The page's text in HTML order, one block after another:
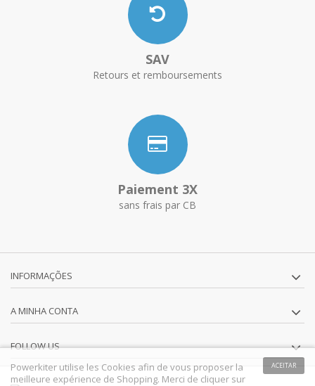
SAV
Retours et remboursements
Paiement 3X
sans frais par CB
INFORMAÇÕES
A MINHA CONTA
FOLLOW US
ACEITAR
Powerkiter utilise les Cookies afin de vous proposer la
meilleure expérience de Shopping. Merci de cliquer sur